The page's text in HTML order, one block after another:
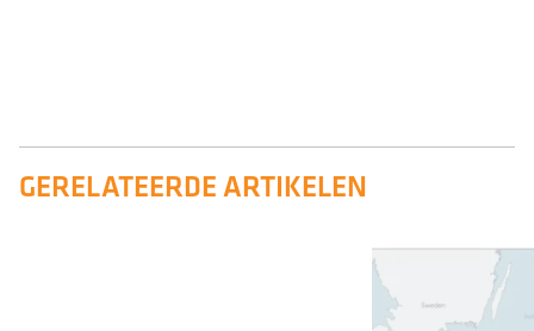
GERELATEERDE ARTIKELEN